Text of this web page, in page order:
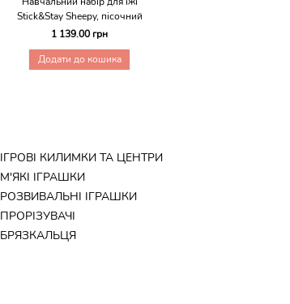
Stick&Stay Sheepy, пісочний
1 139.00 грн
Додати до кошика
ІГРОВІ КИЛИМКИ ТА ЦЕНТРИ
М'ЯКІ ІГРАШКИ
РОЗВИВАЛЬНІ ІГРАШКИ
ПРОРІЗУВАЧІ
БРЯЗКАЛЬЦЯ